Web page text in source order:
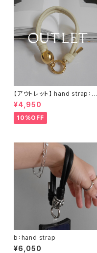
【アウトレット】 hand strap：M
oval gold / アイボリー
¥4,950
10%OFF
b：hand strap
¥6,050